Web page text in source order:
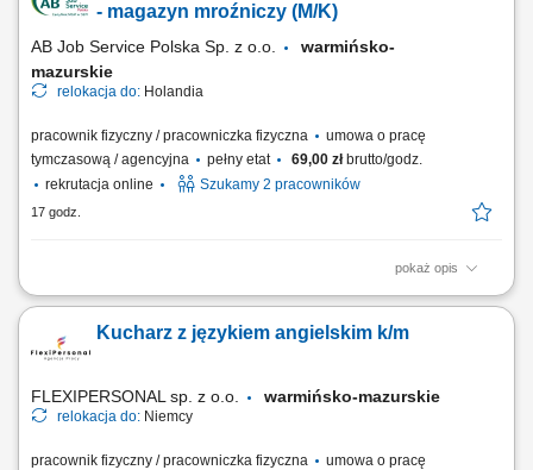
dostosowując produkty do indywidualnych zamówień. Zakres
- magazyn mroźniczy (M/K)
AB Job Service Polska Sp. z o.o.
warmińsko-
mazurskie
relokacja do: Holandia
pracownik fizyczny / pracowniczka fizyczna
umowa o pracę
tymczasową / agencyjna
pełny etat 69,00 złbrutto/godz.
rekrutacja online
Szukamy 2 pracowników
17 godz.
pokaż opis
Firma działająca w obszarze magazynowania i logistyki.
zamówień oraz dystrybucją produktów do klientów. Magazyn jest
przystosowany do sprawnej obsługi procesów logistycznych i zapewnia
Kucharz z językiem angielskim k/m
FLEXIPERSONAL sp. z o.o. warmińsko-mazurskie
relokacja do: Niemcy
pracownik fizyczny / pracowniczka fizyczna
umowa o pracę